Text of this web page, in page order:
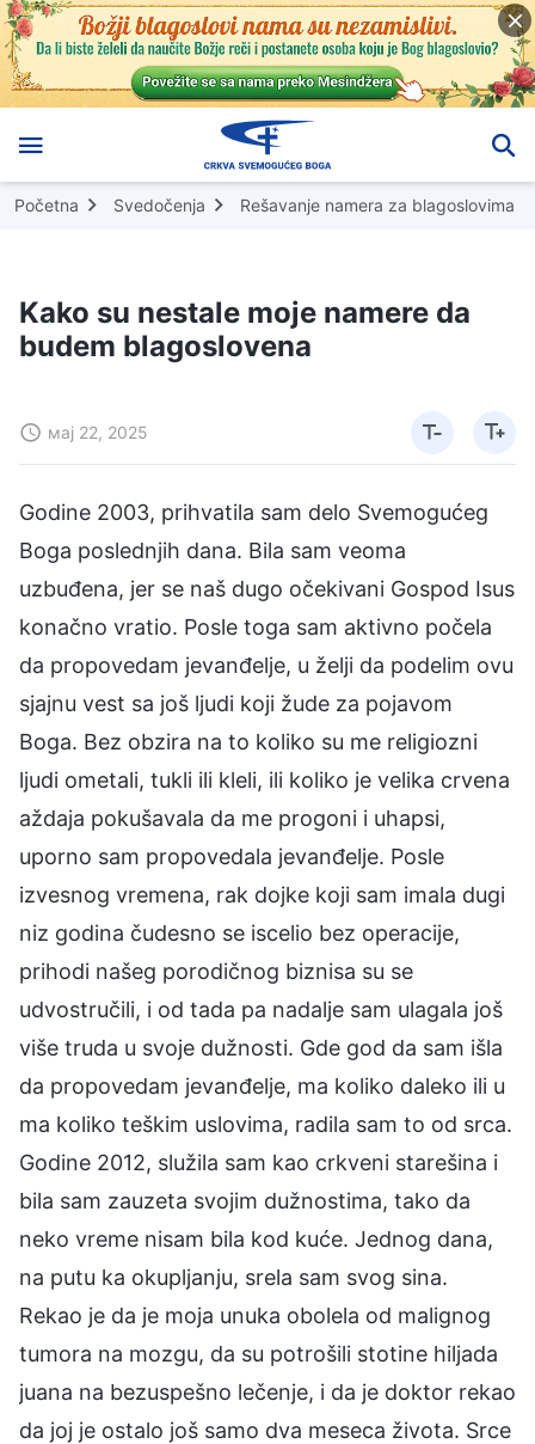
Početna Svedočenja Rešavanje namera za blagoslovima
Kako su nestale moje namere da
budem blagoslovena
мај 22, 2025
Godine 2003, prihvatila sam delo Svemogućeg
Boga poslednjih dana. Bila sam veoma
uzbuđena, jer se naš dugo očekivani Gospod Isus
konačno vratio. Posle toga sam aktivno počela
da propovedam jevanđelje, u želji da podelim ovu
sjajnu vest sa još ljudi koji žude za pojavom
Boga. Bez obzira na to koliko su me religiozni
ljudi ometali, tukli ili kleli, ili koliko je velika crvena
aždaja pokušavala da me progoni i uhapsi,
uporno sam propovedala jevanđelje. Posle
izvesnog vremena, rak dojke koji sam imala dugi
niz godina čudesno se iscelio bez operacije,
prihodi našeg porodičnog biznisa su se
udvostručili, i od tada pa nadalje sam ulagala još
više truda u svoje dužnosti. Gde god da sam išla
da propovedam jevanđelje, ma koliko daleko ili u
ma koliko teškim uslovima, radila sam to od srca.
Godine 2012, služila sam kao crkveni starešina i
bila sam zauzeta svojim dužnostima, tako da
neko vreme nisam bila kod kuće. Jednog dana,
na putu ka okupljanju, srela sam svog sina.
Rekao je da je moja unuka obolela od malignog
tumora na mozgu, da su potrošili stotine hiljada
juana na bezuspešno lečenje, i da je doktor rekao
da joj je ostalo još samo dva meseca života. Srce